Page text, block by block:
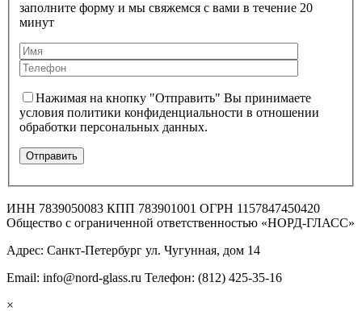
заполните форму и мы свяжемся с вами в течение 20
минут
Нажимая на кнопку "Отправить" Вы принимаете
условия политики конфиденциальности в отношении
обработки персональных данных.
ИНН 7839050083 КПП 783901001 ОГРН 1157847450420
Общество с ограниченной ответственностью «НОРД-ГЛАСС»
Адрес: Санкт-Петербург ул. Чугунная, дом 14
Email: info@nord-glass.ru Телефон: (812) 425-35-16
×